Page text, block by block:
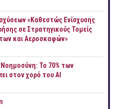
«Καθεστώς Ενίσχυσης
σε Στρατηγικούς Τομείς
και Αεροσκαφών»
Το 70% των
στον χορό του AI